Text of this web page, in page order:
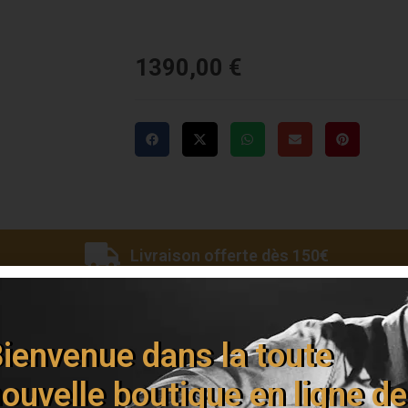
1390,00 €
Livraison offerte dès 150€
dans la toute
boutique en ligne de